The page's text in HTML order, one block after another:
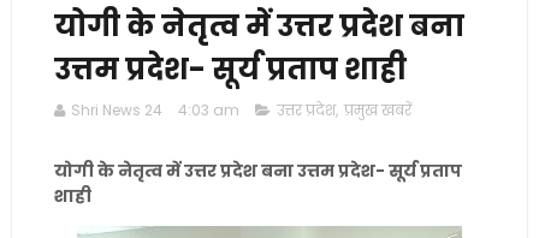
योगी के नेतृत्व में उत्तर प्रदेश बना
उत्तम प्रदेश- सूर्य प्रताप शाही
Shri News 24 4:03 am उत्तर प्रदेश, प्रमुख खबरें
योगी के नेतृत्व में उत्तर प्रदेश बना उत्तम प्रदेश- सूर्य प्रताप
शाही